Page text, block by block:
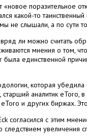
«новое поразительное
какой-то
не слышали, а по сути
ли можно считать
мнения о том,
единственной
которая
старший аналитик eToro, в
и других биржах.
согласился с этим
следствием увеличения